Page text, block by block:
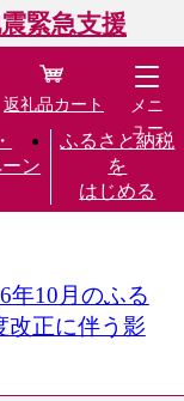
緊急支援
ン
ふるさと納税
を
はじめる
返礼品カート
メニ
ュー
年10月のふる
改正に伴う影